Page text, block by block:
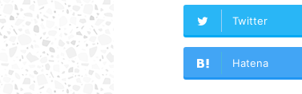
Twitter
Hatena